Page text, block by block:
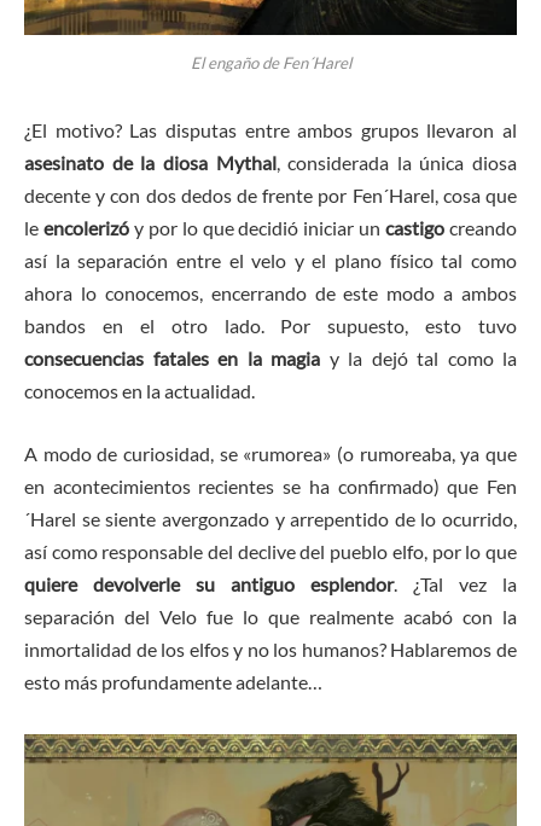
El engaño de Fen´Harel
¿El motivo? Las disputas entre ambos grupos llevaron al
asesinato de la diosa Mythal, considerada la única diosa
decente y con dos dedos de frente por Fen´Harel, cosa que
le encolerizó y por lo que decidió iniciar uncastigocreando
así la separación entre el velo y el plano físico tal como
ahora lo conocemos, encerrando de este modo a ambos
bandos en el otro lado. Por supuesto, esto tuvo
consecuencias fatales en la magia y la dejó tal como la
conocemos en la actualidad.
A modo de curiosidad, se «rumorea» (o rumoreaba, ya que
en acontecimientos recientes se ha confirmado) que Fen
´Harel se siente avergonzado y arrepentido de lo ocurrido,
así como responsable del declive del pueblo elfo, por lo que
quiere devolverle su antiguo esplendor. ¿Tal vez la
separación del Velo fue lo que realmente acabó con la
inmortalidad de los elfos y no los humanos? Hablaremos de
esto más profundamente adelante…